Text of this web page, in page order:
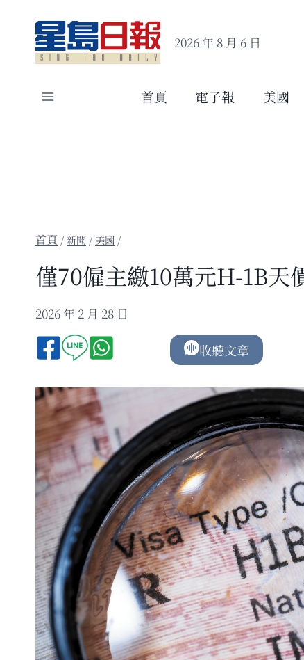
content
2026 年 8 月 6 日
首頁 電子報 美國
/新聞 / 美國 /
僅70僱主繳10萬元H-1B天
2026 年 2 月 28 日
收聽文章